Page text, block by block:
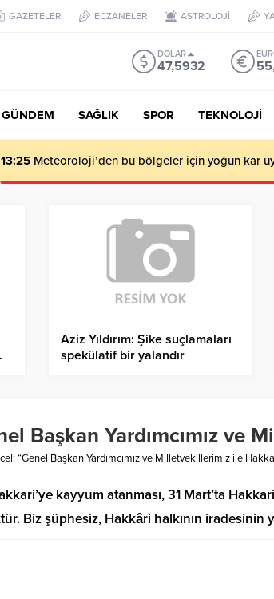
GAZETELER ECZANELER ASTROLOJİ
DOLAR
47,5932
GÜNDEM SAĞLIK SPOR TEKNOLOJİ
13:25 Meteoroloji’den bu bölgeler için yoğun kar
Aziz Yıldırım: Şike suçlamaları
spekülatif bir yalandır
Başkan Yardımcımız ve
“Genel Başkan Yardımcımız ve Milletvekillerimiz ile
kayyum atanması, 31 Mart’ta
Biz şüphesiz, Hakkâri halkının iradesinin